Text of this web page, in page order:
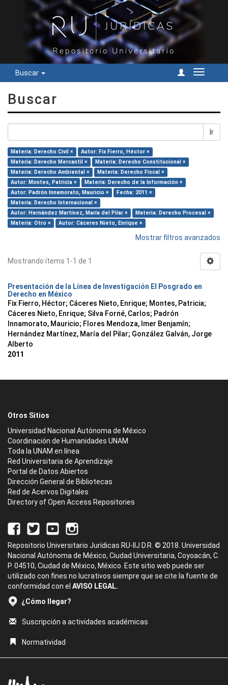
Buscar
Cambiar
Buscar
Ir
Materia: Derecho Civil ×
Autor: Fix Fierro, Héctor ×
Materia: Derecho Mercantil ×
Materia: Derecho Constitucional ×
Materia: Derecho Ambiental ×
Materia: Derecho Fiscal ×
Autor: Montes, Patricia ×
Materia: Derecho de la Información ×
Autor: Padrón Innamorato, Mauricio ×
Fecha: 2011 ×
Materia: Derecho Internacional ×
Autor: Hernández Martínez, María del Pilar ×
Materia: Derecho Procesal ×
Materia: Otro ×
Autor: Cáceres Nieto, Enrique ×
Mostrar filtros avanzados
Mostrando ítems 1-1 de 1
Presentación de la Línea de Investigación El Posgrado en
Derecho en México
Fix Fierro, Héctor; Cáceres Nieto, Enrique; Montes, Patricia;
Cáceres Nieto, Enrique; Silva Forné, Carlos; Padrón
Innamorato, Mauricio; Flores Mendoza, Imer Benjamín;
Hernández Martínez, María del Pilar; González Galván, Jorge
Alberto
2011
Otros Sitios
Universidad Nacional Autónoma de México
Coordinación de Humanidades UNAM
Toda la UNAM en línea
Red Universitaria de Aprendizaje
Portal de Datos Abiertos
Dirección General de Bibliotecas
Red de Acervos Digitales
Directory of Open Access Repositories
Repositorio Universitario Jurídicas RU-IIJ D.R. © 2018. Universidad
Nacional Autónoma de México, Ciudad Universitaria, Coyoacán, C.
P. 04510, Ciudad de México, México. Este sitio web puede ser
utilizado con fines no lucrativos siempre que se cite la fuente de
conformidad con el AVISO LEGAL.
¿Cómo llegar?
Suscripción a actividades académicas
Normatividad